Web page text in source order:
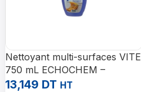
Nettoyant multi-surfaces VITE
750 mL ECHOCHEM –
Professionnel
13,149 DT HT